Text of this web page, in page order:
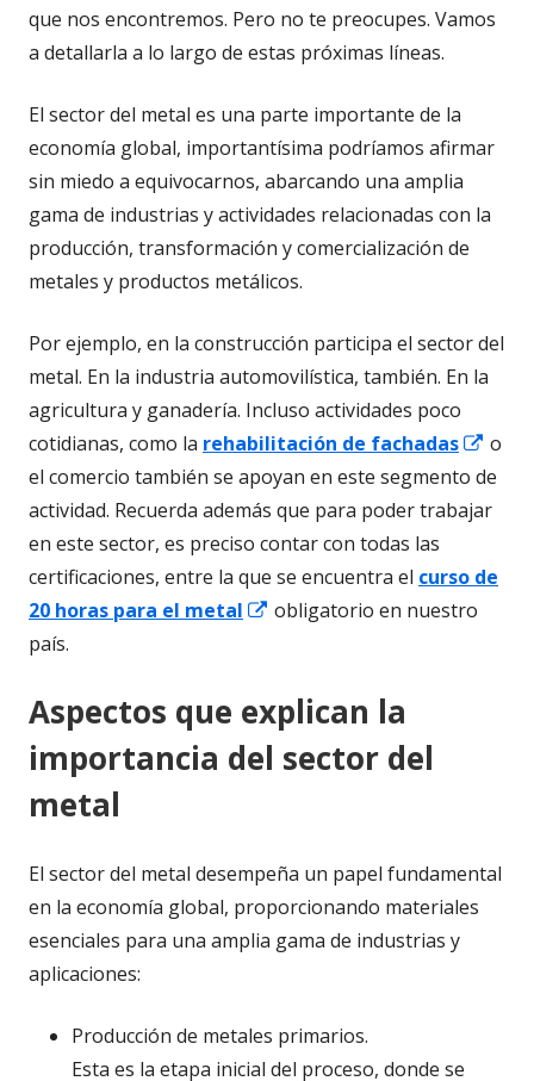
que nos encontremos. Pero no te preocupes. Vamos
a detallarla a lo largo de estas próximas líneas.
El sector del metal es una parte importante de la
economía global, importantísima podríamos afirmar
sin miedo a equivocarnos, abarcando una amplia
gama de industrias y actividades relacionadas con la
producción, transformación y comercialización de
metales y productos metálicos.
Por ejemplo, en la construcción participa el sector del
metal. En la industria automovilística, también. En la
agricultura y ganadería. Incluso actividades poco
cotidianas, como la rehabilitación de fachadas
Abrir
en
una
o
el comercio también se apoyan en este segmento de
actividad. Recuerda además que para poder trabajar
en este sector, es preciso contar con todas las
certificaciones, entre la que se encuentra el curso de
20 horas para el metal
Abrir
ventana
nueva
obligatorio en nuestro
país.
Aspectos que explican la
importancia del sector del
metal
El sector del metal desempeña un papel fundamental
en la economía global, proporcionando materiales
esenciales para una amplia gama de industrias y
aplicaciones:
Producción de metales primarios.
Esta es la etapa inicial del proceso, donde se